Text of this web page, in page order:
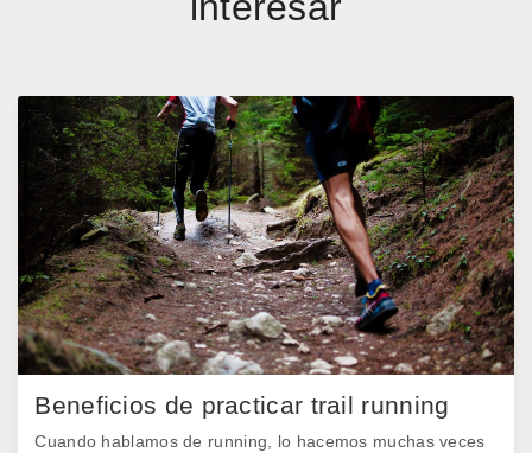
Beneficios de practicar trail running
Cuando hablamos de running, lo hacemos muchas veces